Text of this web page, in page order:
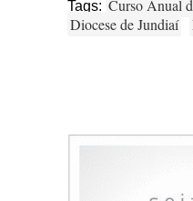
Tags: Curso Anual
Diocese de Jundiaí